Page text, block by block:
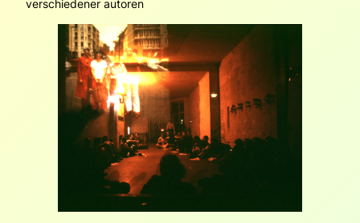
verschiedener autoren